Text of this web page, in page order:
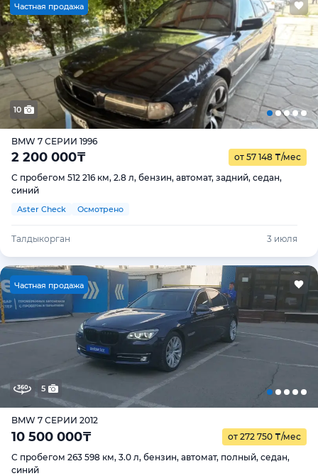
Частная продажа
10
BMW 7 СЕРИИ 1996
2 200 000₸ от 57 148 ₸/мес
С пробегом 512 216 км, 2.8 л, бензин, автомат, задний, седан,
синий
Aster Check Осмотрено
Талдыкорган 3 июля
Частная продажа
5
BMW 7 СЕРИИ 2012
10 500 000₸ от 272 750 ₸/мес
С пробегом 263 598 км, 3.0 л, бензин, автомат, полный, седан,
синий